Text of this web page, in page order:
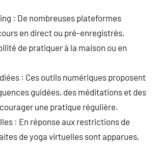
: De nombreuses plateformes
en direct ou pré-enregistrés,
de pratiquer à la maison ou en
: Ces outils numériques proposent
guidées, des méditations et des
une pratique régulière.
: En réponse aux restrictions de
de yoga virtuelles sont apparues,